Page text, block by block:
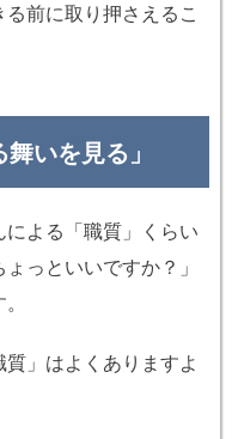
前に取り押さえるこ
いを見る」
よる「職質」くらい
っといいですか？」
」はよくありますよ